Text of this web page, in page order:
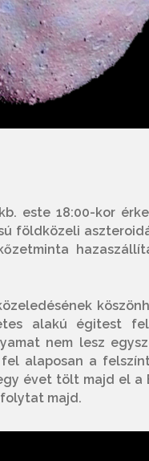
este 18:00-kor
földközeli
alakú égitest
nem lesz
alaposan a
évet tölt majd el a
majd.